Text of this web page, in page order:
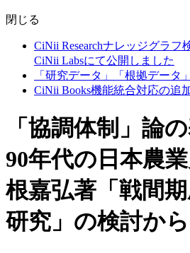
閉じる
CiNii Researchナレッジグラフ
CiNii Labsにて公開しました
「研究データ」「根拠データ
CiNii Books機能統合対応の追
「協調体制」論
90年代の日本農
根嘉弘著「戦間
研究」の検討から